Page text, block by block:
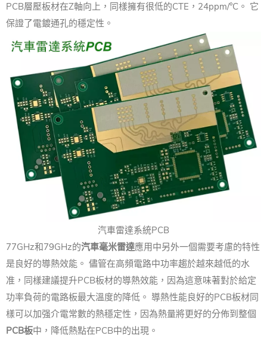
PCB層壓板材在Z軸向上，同樣擁有很低的CTE，24ppm/°C。 它
保證了電鍍通孔的穩定性。
汽車雷達系統PCB
77GHz和79GHz的汽車毫米雷達應用中另外一個需要考慮的特性
是良好的導熱效能。 儘管在高頻電路中功率趨於越來越低的水
准，同樣建議提升PCB板材的導熱效能，因為這意味著對於給定
功率負荷的電路板最大溫度的降低。 導熱性能良好的PCB板材同
樣可以加强介電常數的熱穩定性，因為熱量將更好的分佈到整個
PCB板中，降低熱點在PCB中的出現。